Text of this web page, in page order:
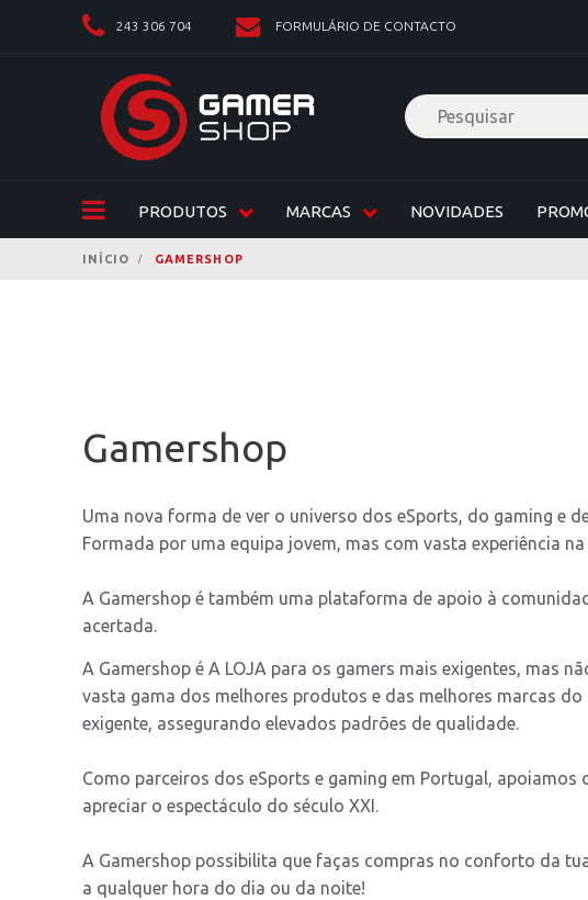
243 306 704 FORMULÁRIO DE CONTACTO
PRODUTOS MARCAS NOVIDADES
INÍCIO GAMERSHOP
Gamershop
Uma nova forma de ver o universo dos eSports, do gaming e
Formada por uma equipa jovem, mas com vasta experiência
A Gamershop é também uma plataforma de apoio à
acertada.
A Gamershop é A LOJA para os gamers mais exigentes, mas
vasta gama dos melhores produtos e das melhores marcas
exigente, assegurando elevados padrões de qualidade.
Como parceiros dos eSports e gaming em Portugal,
apreciar o espectáculo do século XXI.
A Gamershop possibilita que faças compras no conforto da
a qualquer hora do dia ou da noite!